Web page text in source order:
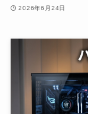
2026年6月24日